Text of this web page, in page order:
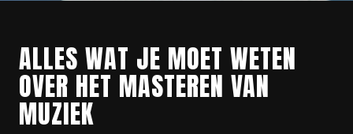
ALLES WAT JE MOET WETEN
OVER HET MASTEREN VAN
MUZIEK